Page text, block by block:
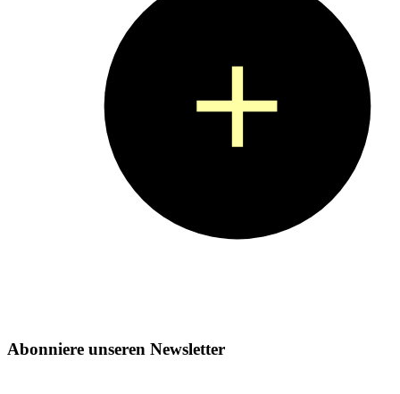
Abonniere unseren Newsletter